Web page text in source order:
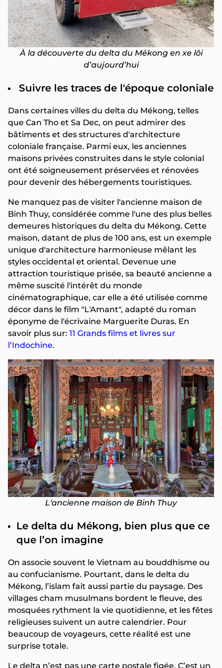
À la découverte du delta du Mékong en xe lôi
d’aujourd’hui
Suivre les traces de l'époque coloniale
Dans certaines villes du delta du Mékong, telles
que Can Tho et Sa Dec, on peut admirer des
bâtiments et des structures d'architecture
coloniale française. Parmi eux, les anciennes
maisons privées construites dans le style colonial
ont été soigneusement préservées et rénovées
pour devenir des hébergements touristiques.
Ne manquez pas de visiter l'ancienne maison de
Binh Thuy, considérée comme l'une des plus belles
demeures historiques du delta du Mékong. Cette
maison, datant de plus de 100 ans, est un exemple
unique d'architecture harmonieuse mêlant les
styles occidental et oriental. Devenue une
attraction touristique prisée, sa beauté ancienne a
même suscité l'intérêt du monde
cinématographique, car elle a été utilisée comme
décor dans le film "L'Amant", adapté du roman
éponyme de l'écrivaine Marguerite Duras. En
savoir plus sur: 11 Grands films et livres sur
l’Indochine.
L'ancienne maison de Binh Thuy
Le delta du Mékong, bien plus que ce
que l’on imagine
On associe souvent le Vietnam au bouddhisme ou
au confucianisme. Pourtant, dans le delta du
Mékong, l’islam fait aussi partie du paysage. Des
villages cham musulmans bordent le fleuve, des
mosquées rythment la vie quotidienne, et les fêtes
religieuses suivent un autre calendrier. Pour
beaucoup de voyageurs, cette réalité est une
surprise totale.
Le delta n’est pas une carte postale figée. C’est un